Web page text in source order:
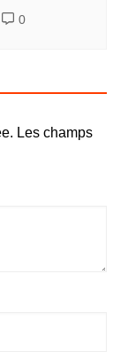
0
Les champs